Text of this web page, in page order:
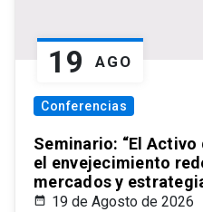
19 AGO
Conferencias
Seminario: “El
el envejecimiento
mercados y
19 de Agosto de 2026